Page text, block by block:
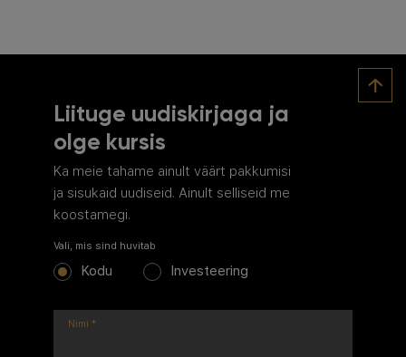
Liituge uudiskirjaga ja
olge kursis
Ka meie tahame ainult väärt pakkumisi
ja sisukaid uudiseid. Ainult selliseid me
koostamegi.
Vali, mis sind huvitab
Kodu Investeering
Nimi *